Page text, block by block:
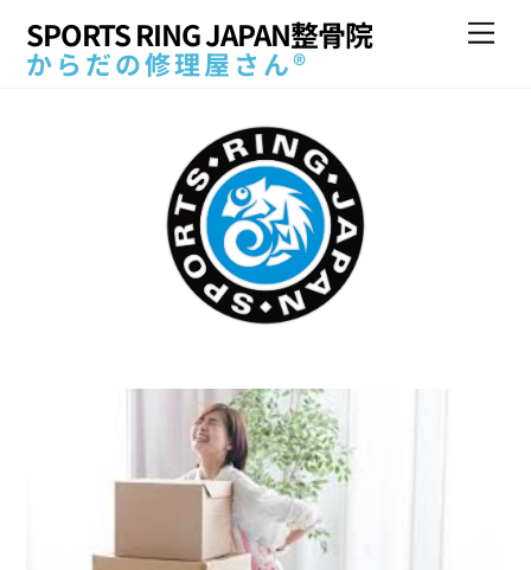
SPORTS RING JAPAN整骨院
からだの修理屋さん®